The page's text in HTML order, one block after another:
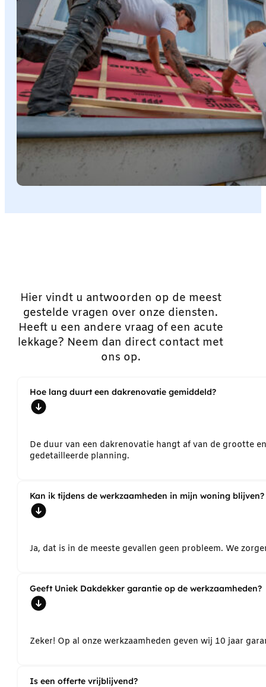
Hier vindt u antwoorden op de meest
gestelde vragen over onze diensten.
Heeft u een andere vraag of een acute
lekkage? Neem dan direct contact met
ons op.
Hoe lang duurt een dakrenovatie gemiddeld?
De duur van een dakrenovatie hangt af van de grootte
gedetailleerde planning.
Kan ik tijdens de werkzaamheden in mijn woning blijven?
Ja, dat is in de meeste gevallen geen probleem. We
Geeft Uniek Dakdekker garantie op de werkzaamheden?
Zeker! Op al onze werkzaamheden geven wij 10 jaar
Is een offerte vrijblijvend?